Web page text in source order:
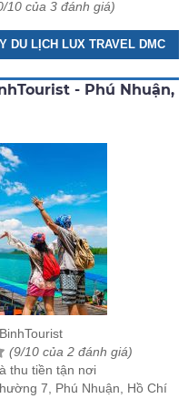
10 của 3 đánh giá)
DU LỊCH LUX TRAVEL DMC
- Phú Nhuận,
(9/10 của 2 đánh giá)
thu tiền tận nơi
7, Phú Nhuận, Hồ Chí